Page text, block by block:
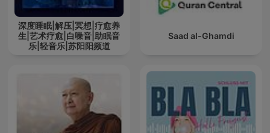
深度睡眠|解压|冥想|疗愈养
生|艺术疗愈|白噪音|助眠音
乐|轻音乐|苏阳阳频道
Saad al-Ghamdi